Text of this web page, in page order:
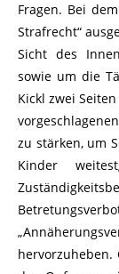
Fragen. Bei
Strafrecht“
Sicht des
sowie um die
Kickl zwei
zu stärken, um
Kinder